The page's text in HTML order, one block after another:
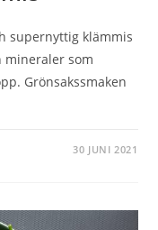
supernyttig klämmis
mineraler som
Grönsakssmaken
30 JUNI 2021